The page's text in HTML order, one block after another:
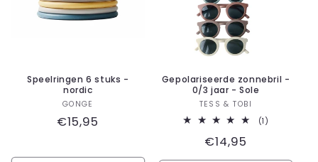
Speelringen 6 stuks -
nordic
Verkoper:
GONGE
Normale
€15,95
Gepolariseerde zonnebril -
0/3 jaar - Sole
Verkoper:
TESS & TOBI
(1)
Normale
prijs
€14,95